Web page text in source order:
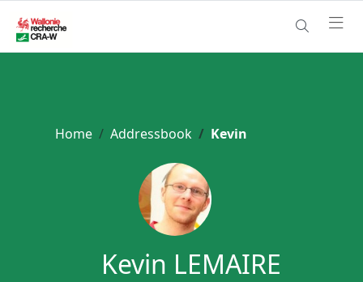
Home Addressbook Kevin
Kevin LEMAIRE